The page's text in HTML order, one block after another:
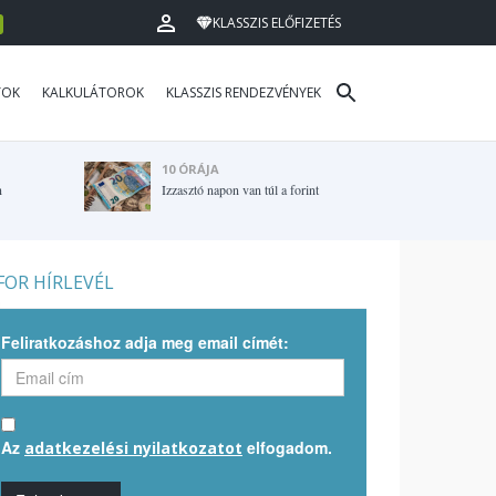
KLASSZIS ELŐFIZETÉS
KALKULÁTOROK KLASSZIS RENDEZVÉNYEK
10 ÓRÁJA
Izzasztó napon van túl a forint
HÍRLEVÉL
Feliratkozáshoz adja meg email címét:
Az adatkezelési nyilatkozatot elfogadom.